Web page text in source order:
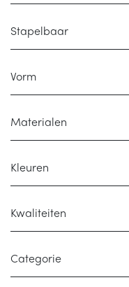
Stapelbaar
Vorm
Materialen
Kleuren
Kwaliteiten
Categorie